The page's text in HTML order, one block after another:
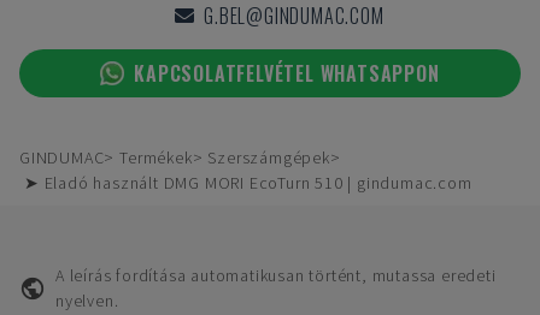
G.BEL@GINDUMAC.COM
KAPCSOLATFELVÉTEL WHATSAPPON
GINDUMAC Termékek
Szerszámgépek
➤ Eladó használt DMG MORI EcoTurn 510 | gindumac.com
A leírás fordítása automatikusan történt, mutassa eredeti
nyelven.